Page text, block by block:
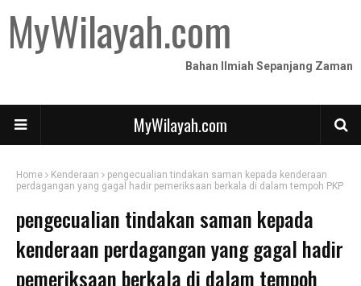
MyWilayah.com
Bahan Ilmiah Sepanjang Zaman
MyWilayah.com
Home Kenderaan
pengecualian tindakan saman kepada kenderaan
perdagangan yang gagal hadir pemeriksaan berkala di dalam tempoh PKP
pengecualian tindakan saman kepada
kenderaan perdagangan yang gagal hadir
pemeriksaan berkala di dalam tempoh